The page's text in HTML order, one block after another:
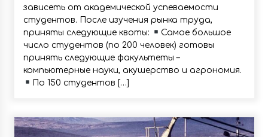
зависеть от академической успеваемости
студентов. После изучения рынка труда,
приняты следующие квоты:
Самое большое
число студентов (по 200 человек) готовы
принять следующие факультеты –
компьютерные науки, акушерство и агрономия.
По 150 студентов […]